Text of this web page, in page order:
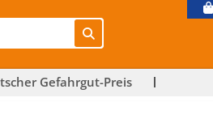
Gefahrgut-Preis